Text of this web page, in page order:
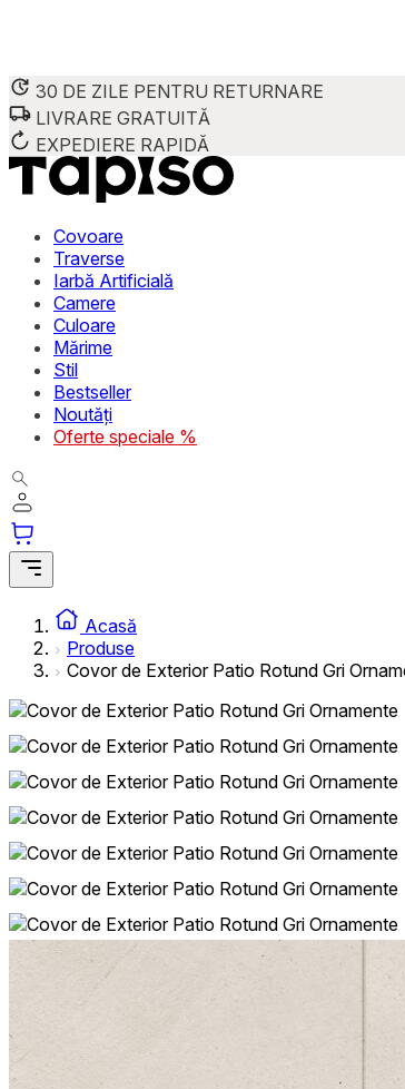
30 DE ZILE PENTRU RETURNARE
LIVRARE GRATUITĂ
EXPEDIERE RAPIDĂ
Covoare
Traverse
Iarbă Artificială
Camere
Culoare
Mărime
Stil
Bestseller
Noutăți
Oferte speciale %
Acasă
Produse
Covor de Exterior Patio Rotund Gri